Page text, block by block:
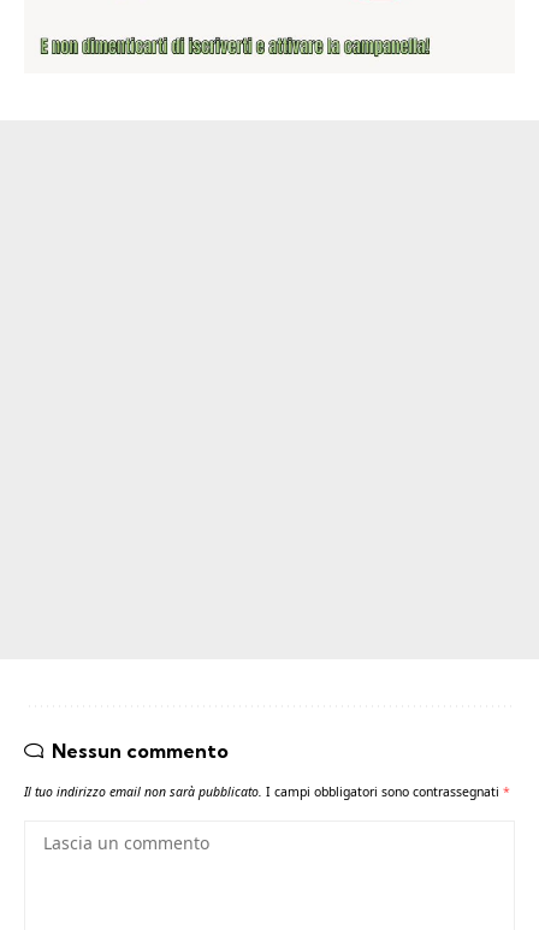
Nessun commento
Il tuo indirizzo email non sarà pubblicato. I campi obbligatori sono contrassegnati *